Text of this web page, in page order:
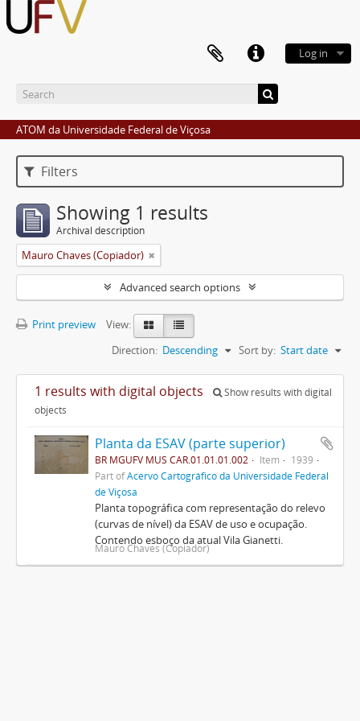
Log in
ATOM da Universidade Federal de Viçosa
Filters
Showing 1 results
Archival description
Mauro Chaves (Copiador)
Advanced search options
Print preview
View:
Sort by: Start date
Direction: Descending
1 results with digital objects
Show results with digital
objects
Planta da ESAV (parte superior)
BR MGUFV MUS CAR.01.01.01.002 Item
1939
Part ofAcervo Cartográfico da Universidade Federal
de Viçosa
Planta topográfica com representação do relevo
(curvas de nível) da ESAV de uso e ocupação.
Contendo esboço da atual Vila Gianetti.
Mauro Chaves (Copiador)